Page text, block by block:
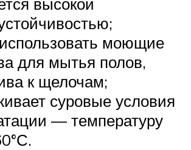
моющие
для мытья полов,
к щелочам;
суровые условия
— температуру